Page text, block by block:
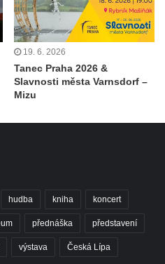
19. 6. 2026
Tanec Praha 2026 &
Slavnosti města Varnsdorf –
Mizu
hudba kniha koncert
přednáška představení
výstava Česká Lípa